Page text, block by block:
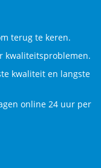
terug te keren.
kwaliteitsproblemen.
kwaliteit en langste
online 24 uur per